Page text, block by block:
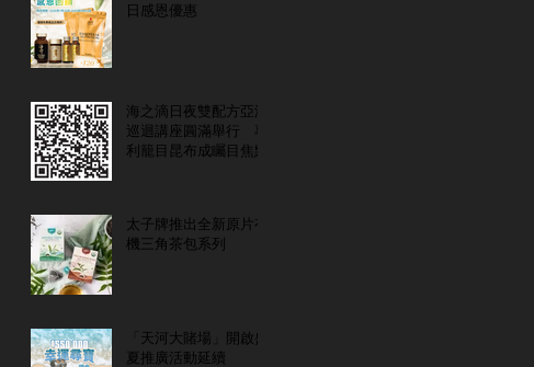
日感恩優惠
海之滴日夜雙配方亞洲
巡迴講座圓滿舉行 專
利籠目昆布成矚目焦點
太子牌推出全新原片有
機三角茶包系列
「天河大賭場」開啟盛
夏推廣活動延續